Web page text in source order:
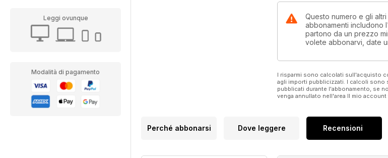
Leggi ovunque
Modalità di pagamento
Questo numero e gli
abbonamenti includono
partono da un prezzo
volete abbonarvi, date
I risparmi sono calcolati sull'acquisto
agli importi pubblicizzati. I calcoli
pubblicati durante l'abbonamento, se
venga annullato nell'area Il mio
Perché abbonarsi Dove leggere Recensioni